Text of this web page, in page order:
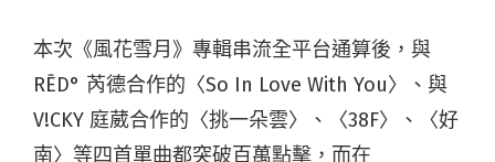
本次《風花雪月》專輯串流全平台通算後，與
RĒD° 芮德合作的〈So In Love With You〉、與
V!CKY 庭葳合作的〈挑一朵雲〉、〈38F〉、〈好
南〉等四首單曲都突破百萬點擊，而在